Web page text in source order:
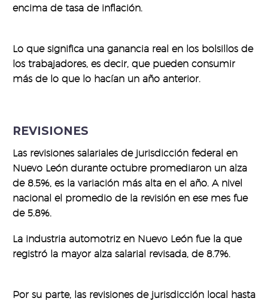
encima de tasa de inflación.
Lo que significa una ganancia real en los bolsillos de
los trabajadores, es decir, que pueden consumir
más de lo que lo hacían un año anterior.
REVISIONES
Las revisiones salariales de jurisdicción federal en
Nuevo León durante octubre promediaron un alza
de 8.5%, es la variación más alta en el año. A nivel
nacional el promedio de la revisión en ese mes fue
de 5.8%.
La industria automotriz en Nuevo León fue la que
registró la mayor alza salarial revisada, de 8.7%.
Por su parte, las revisiones de jurisdicción local hasta